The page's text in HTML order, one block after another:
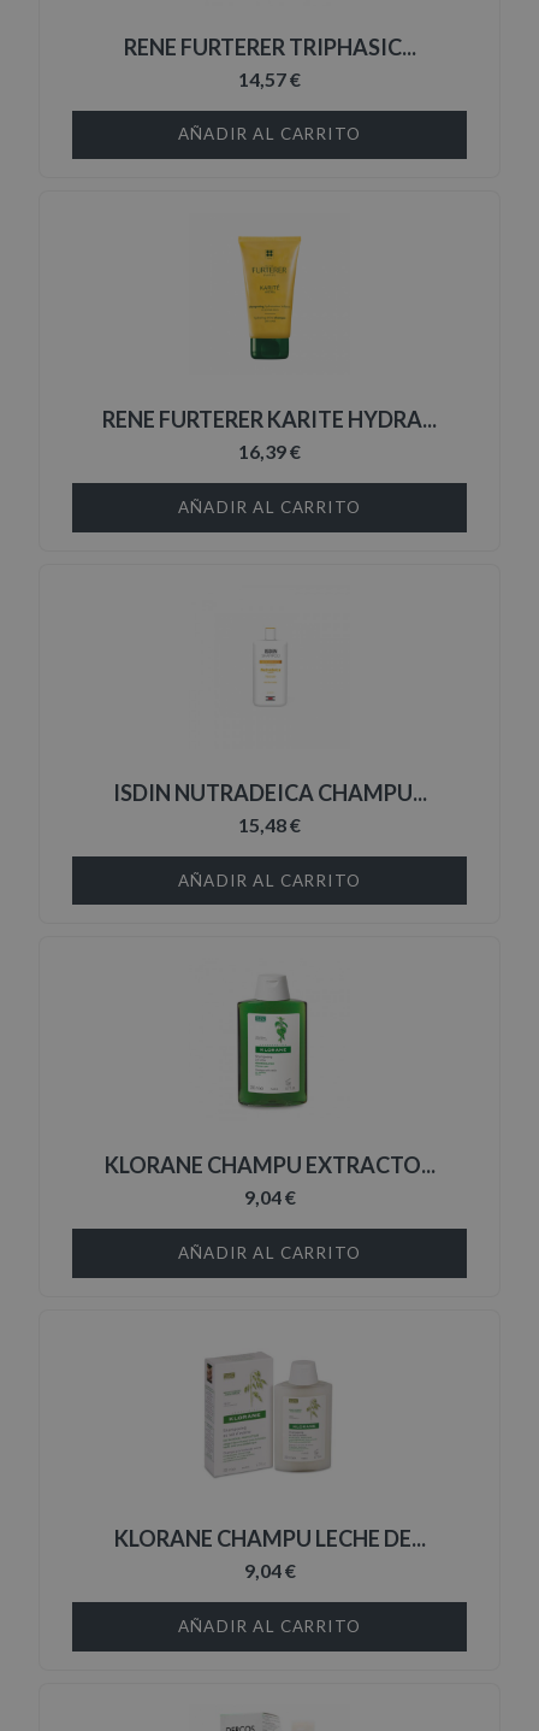
RENE FURTERER TRIPHASIC...
14,57 €
AÑADIR AL CARRITO
RENE FURTERER KARITE HYDRA...
16,39 €
AÑADIR AL CARRITO
ISDIN NUTRADEICA CHAMPU...
15,48 €
AÑADIR AL CARRITO
KLORANE CHAMPU EXTRACTO...
9,04 €
AÑADIR AL CARRITO
KLORANE CHAMPU LECHE DE...
9,04 €
AÑADIR AL CARRITO